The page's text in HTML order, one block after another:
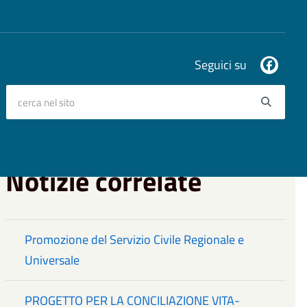
Seguici su
Notizie correlate
Promozione del Servizio Civile Regionale e
Universale
PROGETTO PER LA CONCILIAZIONE VITA-